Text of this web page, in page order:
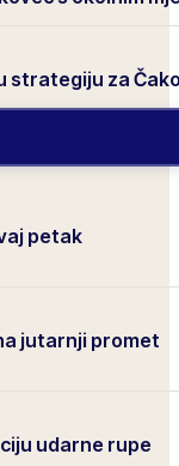
strategiju za
petak
jutarnji promet
udarne rupe